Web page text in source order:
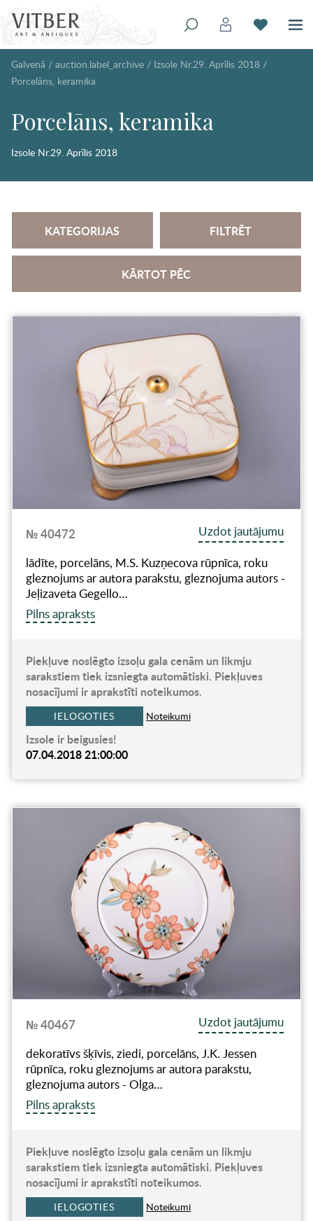
Galvenā / auction.label_archive / Izsole Nr.29. Aprīlis 2018 /
Porcelāns, keramika
Porcelāns, keramika
Izsole Nr.29. Aprīlis 2018
KATEGORIJAS FILTRĒT
KĀRTOT PĒC
№ 40472
Uzdot jautājumu
lādīte, porcelāns, M.S. Kuzņecova rūpnīca, roku
gleznojums ar autora parakstu, gleznojuma autors -
Jeļizaveta Gegello…
Pilns apraksts
Piekļuve noslēgto izsoļu gala cenām un likmju
sarakstiem tiek izsniegta automātiski. Piekļuves
nosacījumi ir aprakstīti noteikumos.
IELOGOTIES Noteikumi
Izsole ir beigusies!
07.04.2018 21:00:00
№ 40467
Uzdot jautājumu
dekoratīvs šķīvis, ziedi, porcelāns, J.K. Jessen
rūpnīca, roku gleznojums ar autora parakstu,
gleznojuma autors - Olga…
Pilns apraksts
Piekļuve noslēgto izsoļu gala cenām un likmju
sarakstiem tiek izsniegta automātiski. Piekļuves
nosacījumi ir aprakstīti noteikumos.
IELOGOTIES Noteikumi